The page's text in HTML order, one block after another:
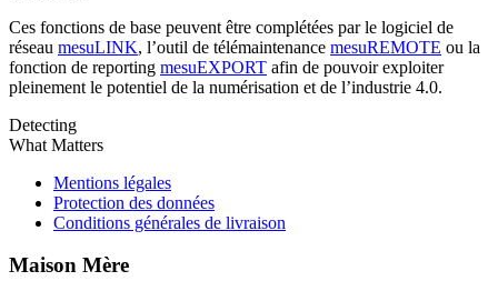
Ces fonctions de base peuvent être complétées par le logiciel de
réseau mesuLINK, l’outil de télémaintenance mesuREMOTE ou la
fonction de reporting mesuEXPORT afin de pouvoir exploiter
pleinement le potentiel de la numérisation et de l’industrie 4.0.
Detecting
What Matters
Mentions légales
Protection des données
Conditions générales de livraison
Maison Mère